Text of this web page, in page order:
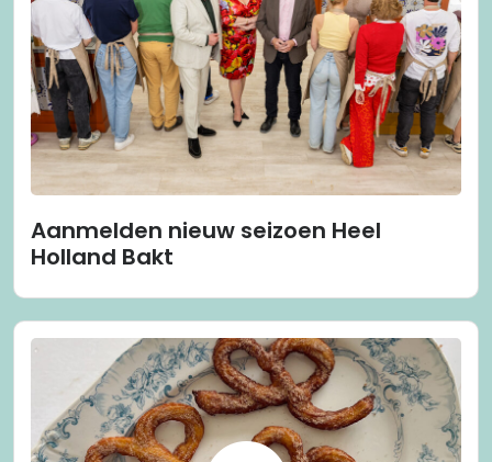
Aanmelden nieuw seizoen Heel
Holland Bakt